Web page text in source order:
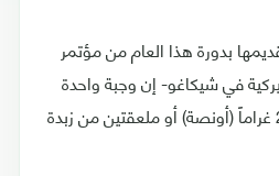
بدورة هذا العام من مؤتمر
في شيكاغو- إن وجبة واحدة
من المكسرات تعادل 28.3 غراماً (أونصة) أو ملعقتين من زبدة